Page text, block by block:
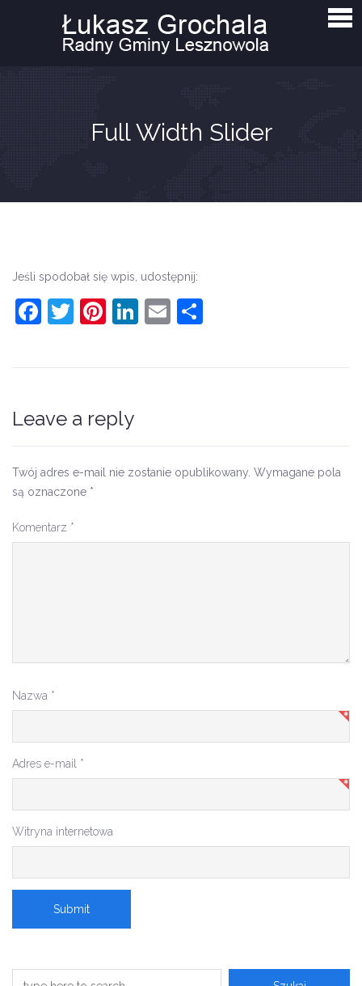
Strona główna
Aktualności
Full Width Slider
Jeśli spodobał się wpis, udostępnij:
Facebook
Twitter
Pinterest
LinkedIn
Email
Leave a reply
Twój adres e-mail nie zostanie opublikowany. Wymagane pola
są oznaczone *
Komentarz *
Nazwa *
Adres e-mail *
Witryna internetowa